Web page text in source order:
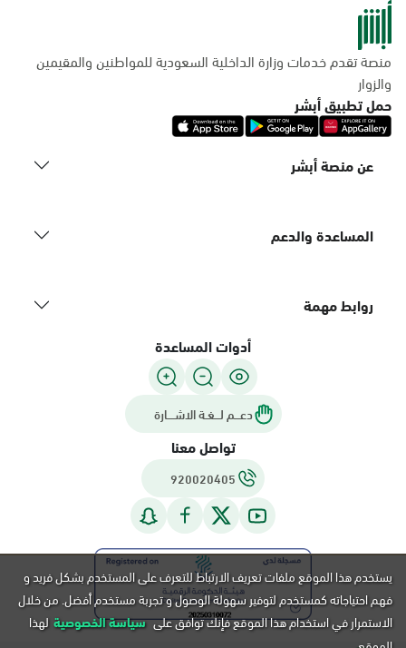
منصة تقدم خدمات وزارة الداخلية السعودية للمواطنين والمقيمين
والزوار
حمل تطبيق أبشر
عن منصة أبشر
المساعدة والدعم
روابط مهمة
أدوات المساعدة
دعـــم لـــغـة الاشــــارة
تواصل معنا
920020405
يستخدم هذا الموقع ملفات تعريف الارتباط للتعرف على المستخدم بشكل فريد و
فهم احتياجاته كمستخدم لتوفير سهولة الوصول و تجربة مستخدم أفضل. من خلال
الاستمرار في استخدام هذا الموقع فإنك توافق على سياسة الخصوصية لهذا